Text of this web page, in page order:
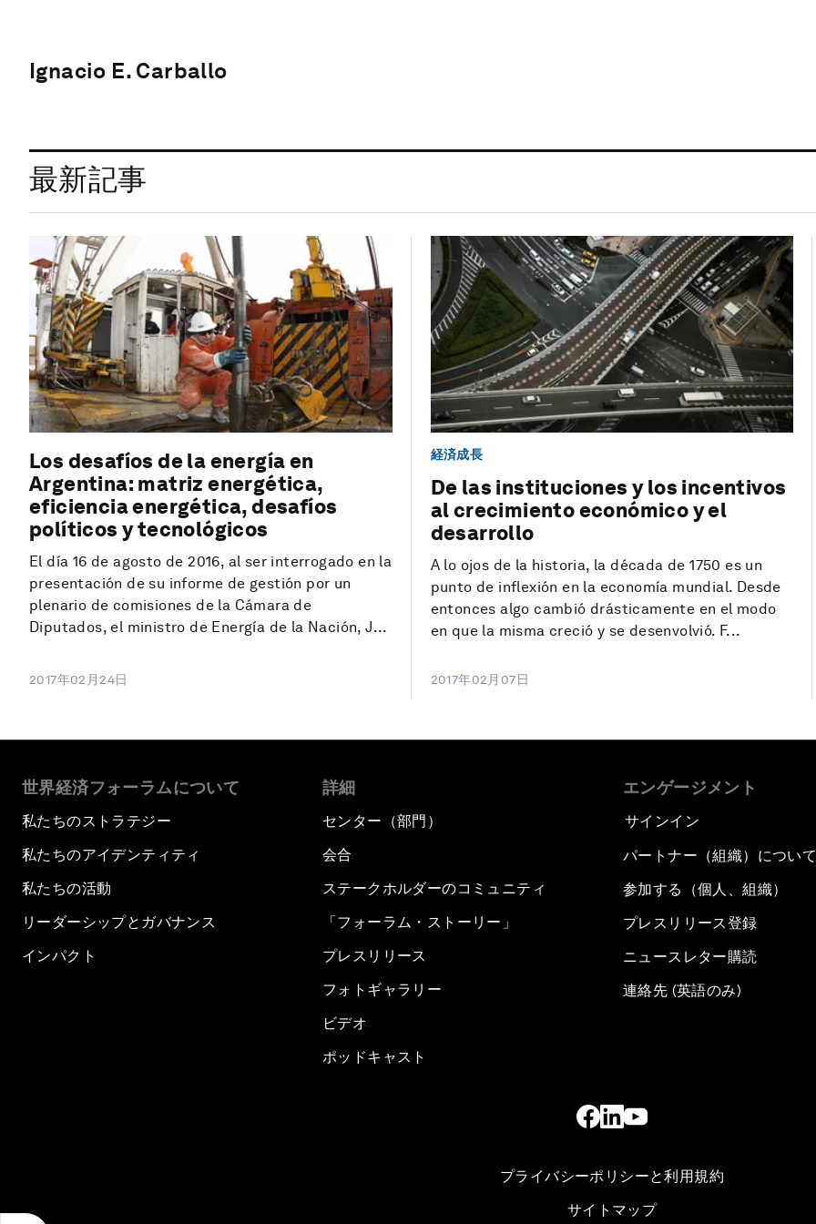
Ignacio E. Carballo
最新記事
Los desafíos de la energía en
Argentina: matriz energética,
eficiencia energética, desafíos
políticos y tecnológicos
El día 16 de agosto de 2016, al ser interrogado en la
presentación de su informe de gestión por un
plenario de comisiones de la Cámara de
Diputados, el ministro de Energía de la Nación, J...
2017年02月24日
経済成長
De las instituciones y los incentivos
al crecimiento económico y el
desarrollo
A lo ojos de la historia, la década de 1750 es un
punto de inflexión en la economía mundial. Desde
entonces algo cambió drásticamente en el modo
en que la misma creció y se desenvolvió. F...
2017年02月07日
世界経済フォーラムについて
私たちのストラテジー
私たちのアイデンティティ
私たちの活動
リーダーシップとガバナンス
インパクト
詳細
センター（部門）
会合
ステークホルダーのコミュニティ
「フォーラム・ストーリー」
プレスリリース
フォトギャラリー
ビデオ
ポッドキャスト
エンゲージメント
サインイン
パートナー（組織）につい
参加する（個人、組織）
プレスリリース登録
ニュースレター購読
連絡先 (英語のみ)
プライバシーポリシーと利用規約
サイトマップ